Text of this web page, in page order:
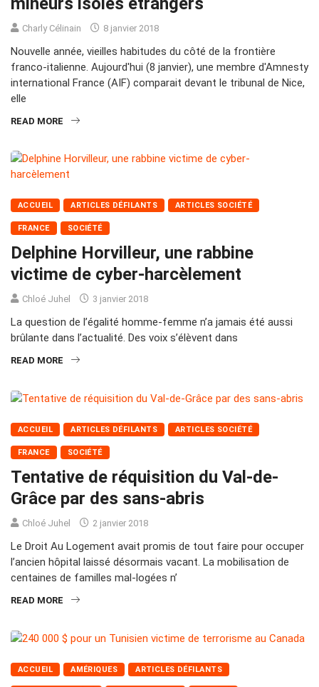
Charly Célinain 8 janvier 2018
Nouvelle année, vieilles habitudes du côté de la frontière
franco-italienne. Aujourd'hui (8 janvier), une membre d'Amnesty
international France (AIF) comparait devant le tribunal de Nice,
elle
READ MORE
ACCUEIL ARTICLES DÉFILANTS ARTICLES SOCIÉTÉ
FRANCE SOCIÉTÉ
Delphine Horvilleur, une rabbine
victime de cyber-harcèlement
Chloé Juhel 3 janvier 2018
La question de l’égalité homme-femme n’a jamais été aussi
brûlante dans l’actualité. Des voix s’élèvent dans
READ MORE
ACCUEIL ARTICLES DÉFILANTS ARTICLES SOCIÉTÉ
FRANCE SOCIÉTÉ
Tentative de réquisition du Val-de-
Grâce par des sans-abris
Chloé Juhel 2 janvier 2018
Le Droit Au Logement avait promis de tout faire pour occuper
l’ancien hôpital laissé désormais vacant. La mobilisation de
centaines de familles mal-logées n’
READ MORE
ACCUEIL AMÉRIQUES ARTICLES DÉFILANTS